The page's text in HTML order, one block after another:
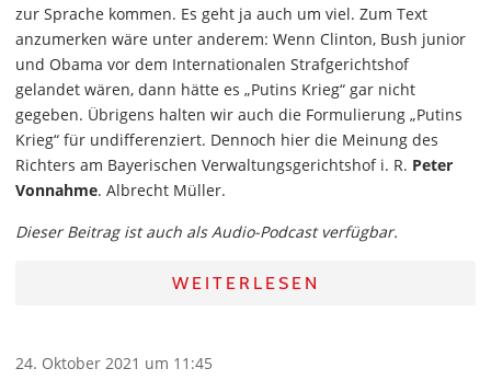
zur Sprache kommen. Es geht ja auch um viel. Zum Text
anzumerken wäre unter anderem: Wenn Clinton, Bush junior
und Obama vor dem Internationalen Strafgerichtshof
gelandet wären, dann hätte es „Putins Krieg“ gar nicht
gegeben. Übrigens halten wir auch die Formulierung „Putins
Krieg“ für undifferenziert. Dennoch hier die Meinung des
Richters am Bayerischen Verwaltungsgerichtshof i. R. Peter
Vonnahme. Albrecht Müller.
Dieser Beitrag ist auch als Audio-Podcast verfügbar.
WEITERLESEN
24. Oktober 2021 um 11:45